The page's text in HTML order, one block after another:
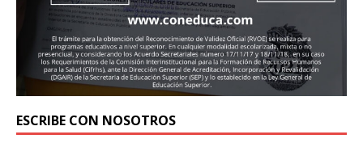
ESCRIBE CON NOSOTROS